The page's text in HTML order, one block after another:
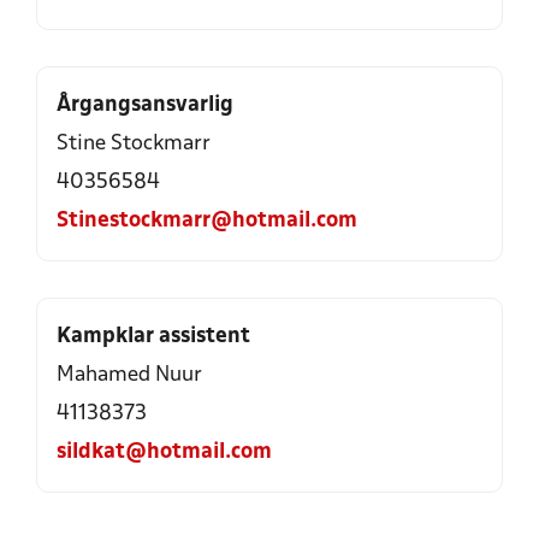
Årgangsansvarlig
Stine Stockmarr
40356584
Stinestockmarr@hotmail.com
Kampklar assistent
Mahamed Nuur
41138373
sildkat@hotmail.com